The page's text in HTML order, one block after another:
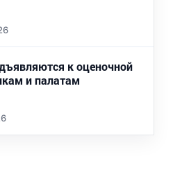
к оценочной
и палатам